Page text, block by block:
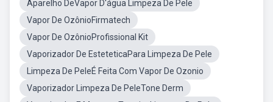
Aparelho DeVapor D'água Limpeza De Pele
Vapor De OzônioFirmatech
Vapor De OzônioProfissional Kit
Vaporizador De EsteteticaPara Limpeza De Pele
Limpeza De PeleÉ Feita Com Vapor De Ozonio
Vaporizador Limpeza De PeleTone Derm